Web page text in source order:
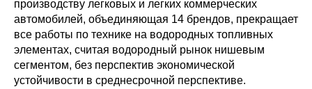
производству легковых и легких коммерческих
автомобилей, объединяющая 14 брендов, прекращает
все работы по технике на водородных топливных
элементах, считая водородный рынок нишевым
сегментом, без перспектив экономической
устойчивости в среднесрочной перспективе.